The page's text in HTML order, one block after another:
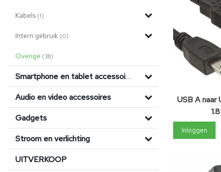
Kabels (1)
Intern gebruik (0)
Overige (38)
Smartphone en tablet accessoires
Audio en video accessoires
Gadgets
Stroom en verlichting
UITVERKOOP
USB A naar
Inloggen